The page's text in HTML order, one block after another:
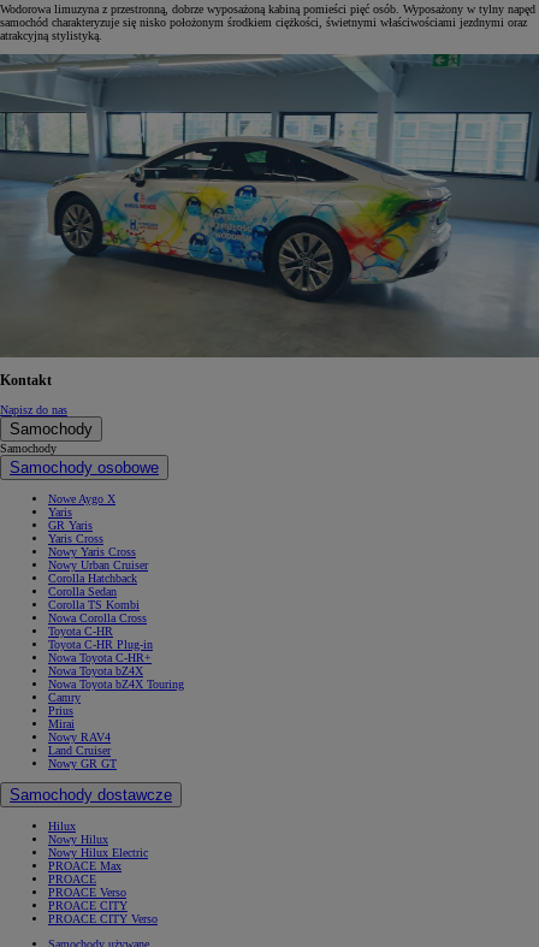
Wodorowa limuzyna z przestronną, dobrze wyposażoną kabiną pomieści pięć osób. Wyposażony w tylny napęd
samochód charakteryzuje się nisko położonym środkiem ciężkości, świetnymi właściwościami jezdnymi oraz
atrakcyjną stylistyką.
Kontakt
Napisz do nas
Samochody
Samochody
Samochody osobowe
Nowe Aygo X
Yaris
GR Yaris
Yaris Cross
Nowy Yaris Cross
Nowy Urban Cruiser
Corolla Hatchback
Corolla Sedan
Corolla TS Kombi
Nowa Corolla Cross
Toyota C-HR
Toyota C-HR Plug-in
Nowa Toyota C-HR+
Nowa Toyota bZ4X
Nowa Toyota bZ4X Touring
Camry
Prius
Mirai
Nowy RAV4
Land Cruiser
Nowy GR GT
Samochody dostawcze
Hilux
Nowy Hilux
Nowy Hilux Electric
PROACE Max
PROACE
PROACE Verso
PROACE CITY
PROACE CITY Verso
Samochody używane